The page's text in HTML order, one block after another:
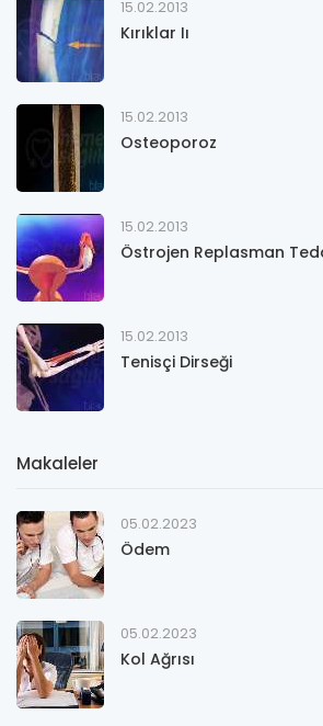
15.02.2013
Kırıklar Iı
15.02.2013
Osteoporoz
15.02.2013
Östrojen Replasman
15.02.2013
Tenisçi Dirseği
Makaleler
05.02.2023
Ödem
05.02.2023
Kol Ağrısı